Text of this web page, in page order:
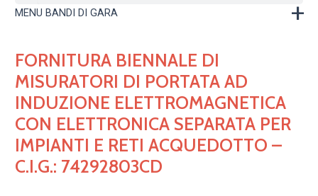
MENU BANDI DI GARA
FORNITURA BIENNALE DI
MISURATORI DI PORTATA AD
INDUZIONE ELETTROMAGNETICA
CON ELETTRONICA SEPARATA PER
IMPIANTI E RETI ACQUEDOTTO –
C.I.G.: 74292803CD